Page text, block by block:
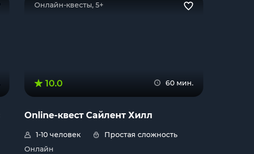
Онлайн-квесты, 5+
10.0 60 мин.
Online-квест Сайлент Хилл
1-10 человек
Простая сложность
Онлайн